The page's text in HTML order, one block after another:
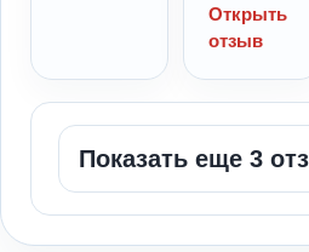
Открыть
отзыв
Показать еще 3